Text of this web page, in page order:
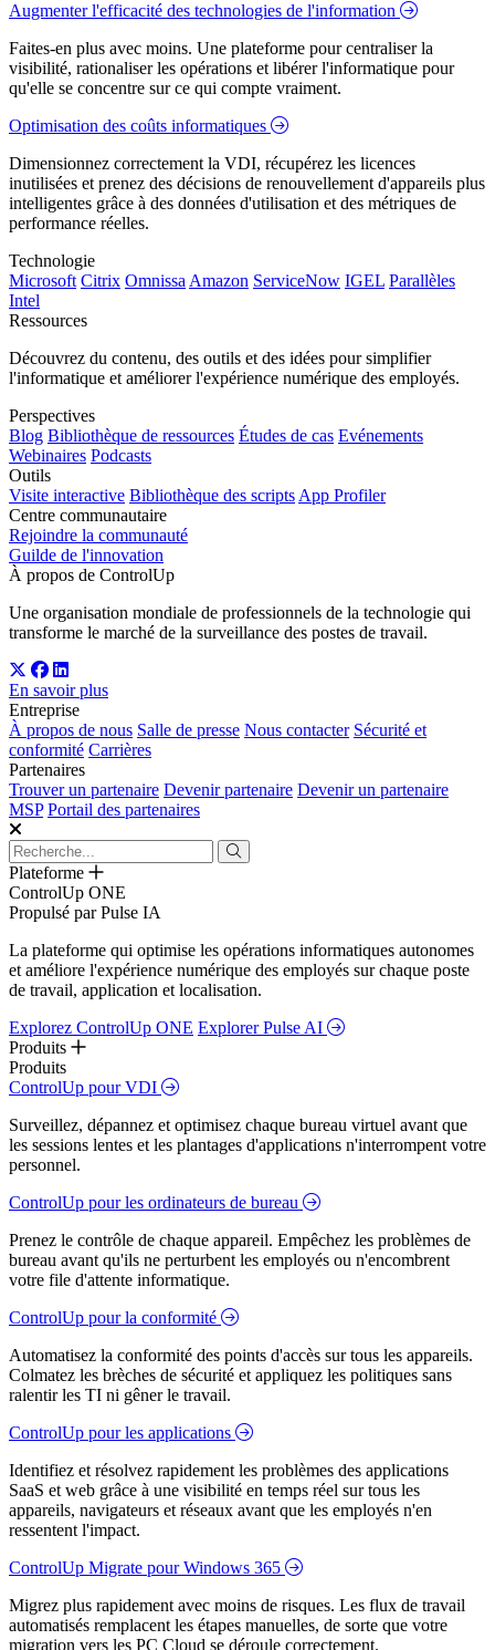
Augmenter l'efficacité des technologies de l'information
Faites-en plus avec moins. Une plateforme pour centraliser la
visibilité, rationaliser les opérations et libérer l'informatique pour
qu'elle se concentre sur ce qui compte vraiment.
Optimisation des coûts informatiques
Dimensionnez correctement la VDI, récupérez les licences
inutilisées et prenez des décisions de renouvellement d'appareils plus
intelligentes grâce à des données d'utilisation et des métriques de
performance réelles.
Technologie
Microsoft Citrix Omnissa Amazon ServiceNow IGEL Parallèles
Intel
Ressources
Découvrez du contenu, des outils et des idées pour simplifier
l'informatique et améliorer l'expérience numérique des employés.
Perspectives
Blog Bibliothèque de ressources Études de cas Evénements
Webinaires Podcasts
Outils
Visite interactive Bibliothèque des scripts App Profiler
Centre communautaire
Rejoindre la communauté
Guilde de l'innovation
À propos de ControlUp
Une organisation mondiale de professionnels de la technologie qui
transforme le marché de la surveillance des postes de travail.
En savoir plus
Entreprise
À propos de nous Salle de presse Nous contacter Sécurité et
conformité Carrières
Partenaires
Trouver un partenaire Devenir partenaire Devenir un partenaire
MSP Portail des partenaires
Plateforme
ControlUp ONE
Propulsé par Pulse IA
La plateforme qui optimise les opérations informatiques autonomes
et améliore l'expérience numérique des employés sur chaque poste
de travail, application et localisation.
Explorez ControlUp ONE Explorer Pulse AI
Produits
Produits
ControlUp pour VDI
Surveillez, dépannez et optimisez chaque bureau virtuel avant que
les sessions lentes et les plantages d'applications n'interrompent votre
personnel.
ControlUp pour les ordinateurs de bureau
Prenez le contrôle de chaque appareil. Empêchez les problèmes de
bureau avant qu'ils ne perturbent les employés ou n'encombrent
votre file d'attente informatique.
ControlUp pour la conformité
Automatisez la conformité des points d'accès sur tous les appareils.
Colmatez les brèches de sécurité et appliquez les politiques sans
ralentir les TI ni gêner le travail.
ControlUp pour les applications
Identifiez et résolvez rapidement les problèmes des applications
SaaS et web grâce à une visibilité en temps réel sur tous les
appareils, navigateurs et réseaux avant que les employés n'en
ressentent l'impact.
ControlUp Migrate pour Windows 365
Migrez plus rapidement avec moins de risques. Les flux de travail
automatisés remplacent les étapes manuelles, de sorte que votre
migration vers les PC Cloud se déroule correctement.